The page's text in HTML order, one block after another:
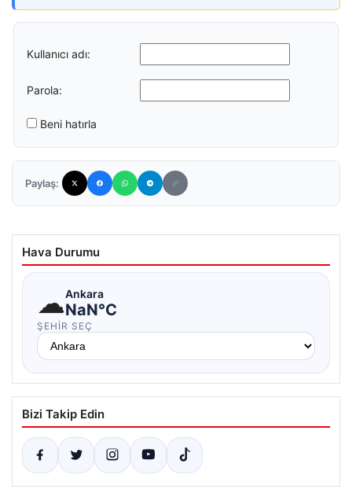
Kullanıcı adı:
Parola:
Beni hatırla
Paylaş:
Hava Durumu
☁Ankara
NaN°C
ŞEHIR SEÇ
Bizi Takip Edin